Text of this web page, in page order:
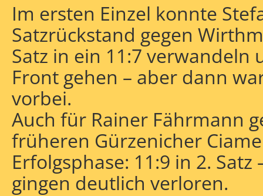
Im ersten Einzel konnte
Satzrückstand gegen
Satz in ein 11:7 verwandeln
Front gehen – aber dann
vorbei.
Auch für Rainer Fährmann
früheren Gürzenicher
Erfolgsphase: 11:9 in 2.
gingen deutlich verloren.